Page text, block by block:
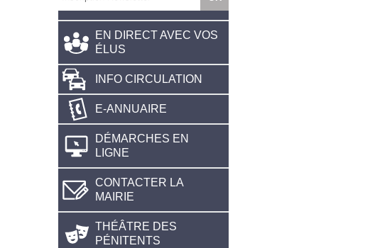
EN DIRECT AVEC VOS
ÉLUS
INFO CIRCULATION
E-ANNUAIRE
DÉMARCHES EN
LIGNE
CONTACTER LA
MAIRIE
THÉÂTRE DES
PÉNITENTS